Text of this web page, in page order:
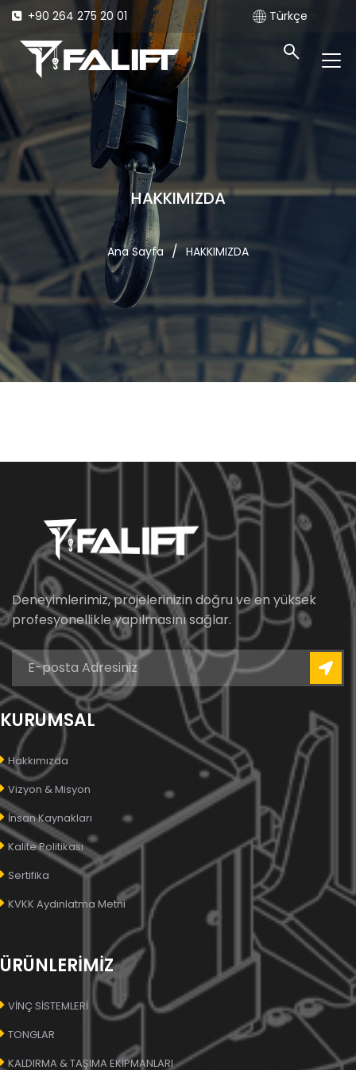
+90 264 275 20 01 Türkçe
HAKKIMIZDA
Ana Sayfa / HAKKIMIZDA
Deneyimlerimiz, projelerinizin doğru ve en yüksek
profesyonellikle yapılmasını sağlar.
KURUMSAL
Hakkımızda
Vizyon & Misyon
İnsan Kaynakları
Kalite Politikası
Sertifika
KVKK Aydınlatma Metni
ÜRÜNLERİMİZ
VİNÇ SİSTEMLERİ
TONGLAR
KALDIRMA & TAŞIMA EKİPMANLARI